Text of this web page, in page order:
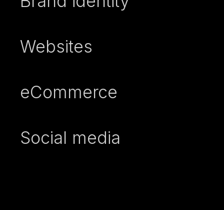
Websites
eCommerce
Social media